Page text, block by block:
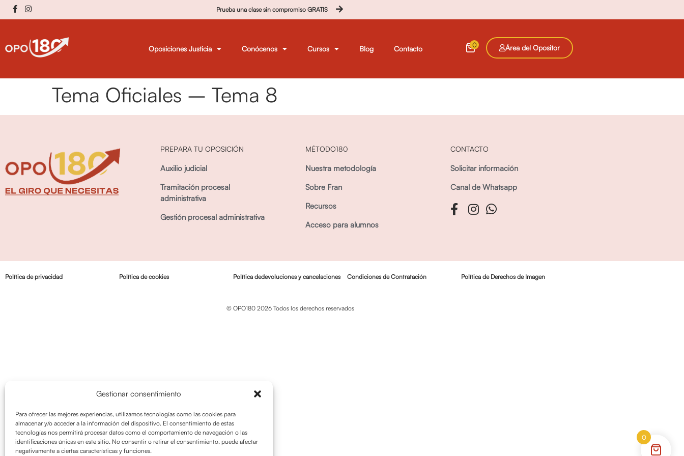
Gestionar consentimiento
Para ofrecer las mejores experiencias, utilizamos tecnologías como las cookies para
almacenar y/o acceder a la información del dispositivo. El consentimiento de estas
tecnologías nos permitirá procesar datos como el comportamiento de navegación o las
identificaciones únicas en este sitio. No consentir o retirar el consentimiento, puede afectar
negativamente a ciertas características y funciones.
Prueba una clase sin compromiso GRATIS
Oposiciones Justicia Conócenos Cursos Blog Contacto 0 Área del Opositor
Tema Oficiales – Tema 8
PREPARA TU OPOSICIÓN
Auxilio judicial
Tramitación procesal
administrativa
Gestión procesal administrativa
MÉTODO180
Nuestra metodología
Sobre Fran
Recursos
Acceso para alumnos
CONTACTO
Solicitar información
Canal de Whatsapp
Política de privacidad Política de cookies Política dedevoluciones y cancelaciones Condiciones de Contratación Política de Derechos de Imagen
© OPO180 2026 Todos los derechos reservados
0